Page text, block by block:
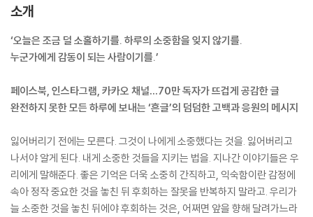
소개
‘오늘은 조금 덜 소홀하기를. 하루의 소중함을 잊지 않기를.
누군가에게 감동이 되는 사람이기를.’
페이스북, 인스타그램, 카카오 채널…70만 독자가 뜨겁게 공감한 글
완전하지 못한 모든 하루에 보내는 ‘흔글’의 덤덤한 고백과 응원의 메시지
잃어버리기 전에는 모른다. 그것이 나에게 소중했다는 것을. 잃어버리고
나서야 알게 된다. 내게 소중한 것들을 지키는 법을. 지나간 이야기들은 우
리에게 말해준다. 좋은 기억은 더욱 소중히 간직하고, 익숙함이란 감정에
속아 정작 중요한 것을 놓친 뒤 후회하는 잘못을 반복하지 말라고. 우리가
늘 소중한 것을 놓친 뒤에야 후회하는 것은, 어쩌면 앞을 향해 달려가느라